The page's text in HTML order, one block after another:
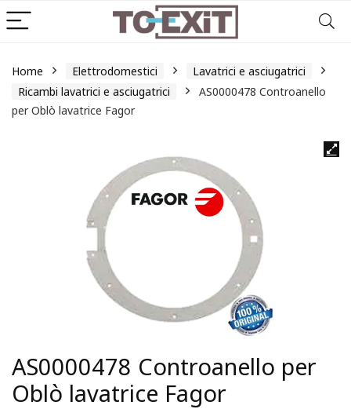
Home Elettrodomestici
Lavatrici e asciugatrici
Ricambi lavatrici e asciugatrici
AS0000478 Controanello
per Oblò lavatrice Fagor
AS0000478 Controanello per
Oblò lavatrice Fagor